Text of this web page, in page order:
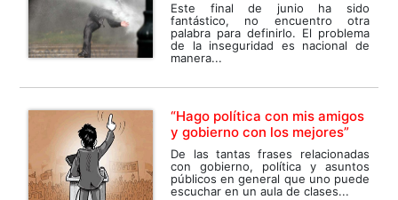
Este final de junio ha sido
fantástico, no encuentro otra
palabra para definirlo. El problema
de la inseguridad es nacional de
manera...
“Hago política con mis amigos
y gobierno con los mejores”
De las tantas frases relacionadas
con gobierno, política y asuntos
públicos en general que uno puede
escuchar en un aula de clases...